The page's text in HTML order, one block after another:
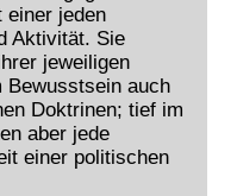
einer jeden
Aktivität. Sie
jeweiligen
Bewusstsein auch
Doktrinen; tief im
aber jede
einer politischen